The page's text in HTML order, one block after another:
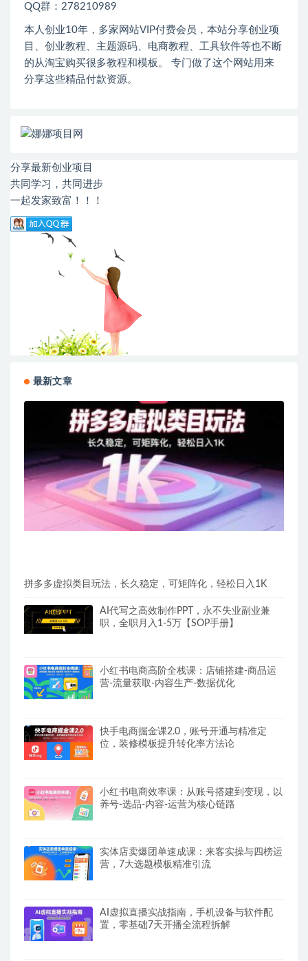
QQ群：278210989
本人创业10年，多家网站VIP付费会员，本站分享创业项
目、创业教程、主题源码、电商教程、工具软件等也不断
的从淘宝购买很多教程和模板。 专门做了这个网站用来
分享这些精品付款资源。
分享最新创业项目
共同学习，共同进步
一起发家致富！！！
最新文章
拼多多虚拟类目玩法，长久稳定，可矩阵化，轻松日入1K
AI代写之高效制作PPT，永不失业副业兼
职，全职月入1-5万【SOP手册】
小红书电商高阶全栈课：店铺搭建-商品运
营-流量获取-内容生产-数据优化
快手电商掘金课2.0，账号开通与精准定
位，装修模板提升转化率方法论
小红书电商效率课：从账号搭建到变现，以
养号-选品-内容-运营为核心链路
实体店卖爆团单速成课：来客实操与四榜运
营，7大选题模板精准引流
AI虚拟直播实战指南，手机设备与软件配
置，零基础7天开播全流程拆解